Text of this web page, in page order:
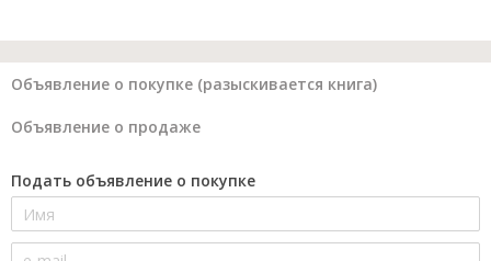
Объявление о покупке (разыскивается книга)
Объявление о продаже
Подать объявление о покупке